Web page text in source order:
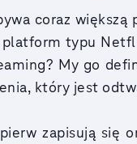
coraz większą
typu
My go
który jest
zapisują się